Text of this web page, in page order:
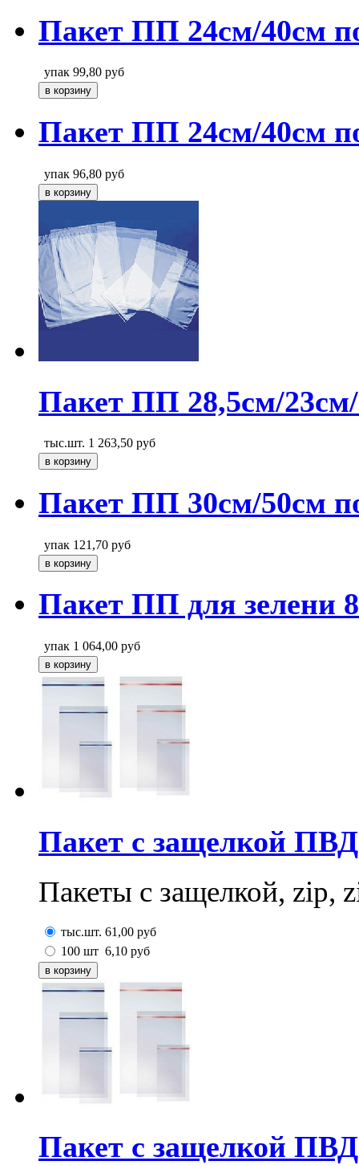
Пакет ПП 24см/40см
упак 99,80 руб
Пакет ПП 24см/40см
упак 96,80 руб
Пакет ПП 28,5см/
тыс.шт. 1 263,50 руб
Пакет ПП 30см/50см
упак 121,70 руб
Пакет ПП для зелени
упак 1 064,00 руб
Пакет с защелкой
Пакеты с защелкой, zip,
тыс.шт. 61,00 руб
100 шт 6,10 руб
Пакет с защелкой